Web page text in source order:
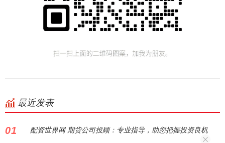
最近发表
01 配资世界网 期货公司投顾：专业指导，助您把握投资良机